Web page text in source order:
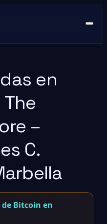
en
–
C.
Bitcoin en